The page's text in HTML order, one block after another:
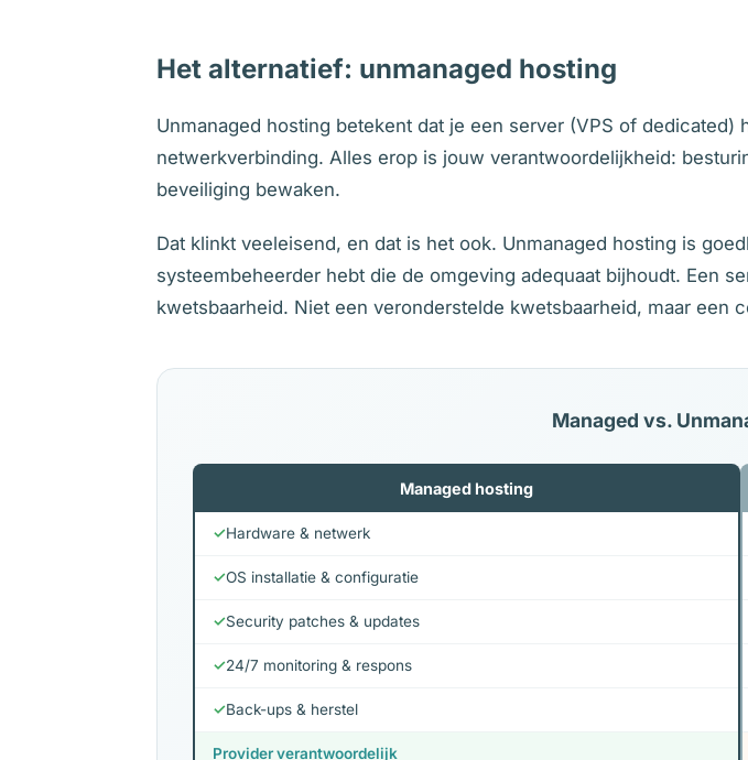
Het alternatief: unmanaged hosting
Unmanaged hosting betekent dat je een server (VPS of
netwerkverbinding. Alles erop is jouw verantwoordelijkheid:
beveiliging bewaken.
Dat klinkt veeleisend, en dat is het ook. Unmanaged hosting is
systeembeheerder hebt die de omgeving adequaat bijhoudt. Een
kwetsbaarheid. Niet een veronderstelde kwetsbaarheid, maar een
Managed vs.
Managed hosting
✓Hardware & netwerk
✓OS installatie & configuratie
✓Security patches & updates
✓24/7 monitoring & respons
✓Back-ups & herstel
Provider verantwoordelijk